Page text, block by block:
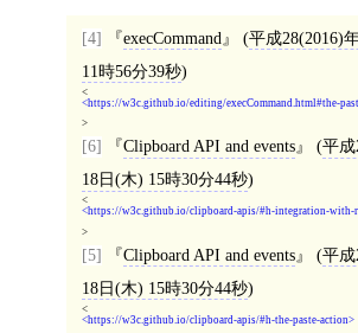
[4] execCommand (平成28(2016)
11時56分39秒)
<
https://w3c.github.io/editing/execCommand.html#the-
>
[6] Clipboard API and events (平成
18日(木) 15時30分44秒)
<
https://w3c.github.io/clipboard-apis/#h-integration-with-
>
[5] Clipboard API and events (平成
18日(木) 15時30分44秒)
<
https://w3c.github.io/clipboard-apis/#h-the-paste-action